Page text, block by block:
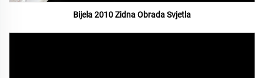
Bijela 2010 Zidna Obrada Svjetla